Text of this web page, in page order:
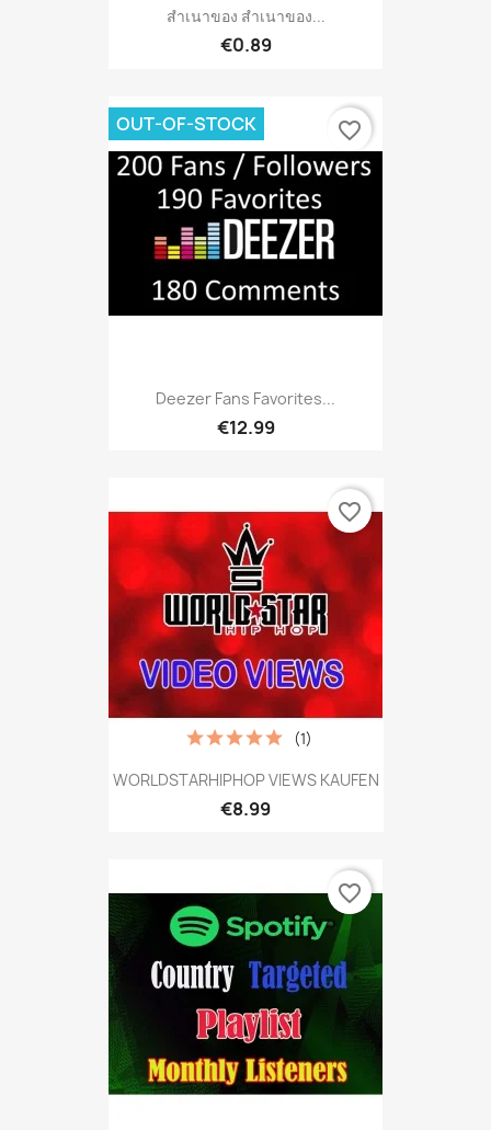
สำเนาของ สำเนาของ...
€0.89
Deezer Fans Favorites...
€12.99
OUT-OF-STOCK favorite_border
WORLDSTARHIPHOP VIEWS KAUFEN
€8.99
(1)
favorite_border
favorite_border